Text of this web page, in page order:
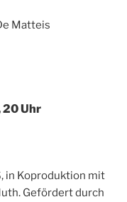
Matteis
20 Uhr
in Koproduktion mit
Gefördert durch